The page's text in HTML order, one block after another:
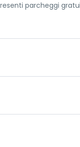
parcheggi
tutto l'anno.
E' comunque